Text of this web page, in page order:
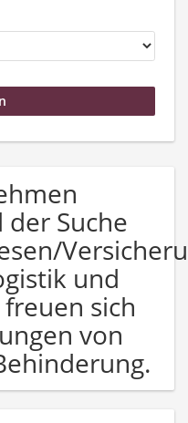
Suche
und
sich
von